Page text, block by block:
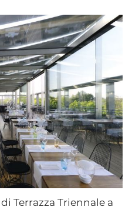
Terrazza Triennale a